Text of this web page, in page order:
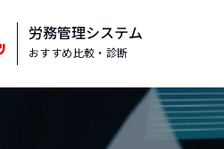
労務管理システム
おすすめ比較・診断